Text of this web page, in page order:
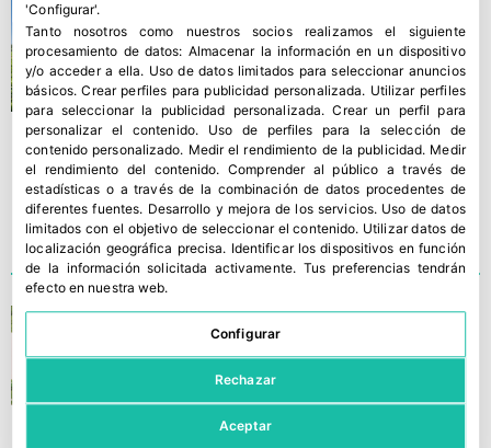
es el signo del Campo de
Cartagena”
La exportación de lechuga
española suma casi
800.000t
'Configurar'.
Tanto nosotros como nuestros socios realizamos el siguiente
procesamiento de datos: Almacenar la información en un dispositivo
y/o acceder a ella. Uso de datos limitados para seleccionar anuncios
básicos.Crear perfiles para publicidad personalizada. Utilizar perfiles
para seleccionar la publicidad personalizada.Crear un perfil para
personalizar el contenido. Uso de perfiles para la selección de
contenido personalizado. Medir el rendimiento de la publicidad. Medir
el rendimiento del contenido.Comprender al público a través de
estadísticas o a través de la combinación de datos procedentes de
diferentes fuentes. Desarrollo y mejora de los servicios. Uso de datos
limitados con el objetivo de seleccionar el contenido. Utilizar datos de
localización geográfica precisa. Identificar los dispositivos en función
de la información solicitada activamente. Tus preferencias tendrán
efecto en nuestra web.
Configurar
Rechazar
Aceptar